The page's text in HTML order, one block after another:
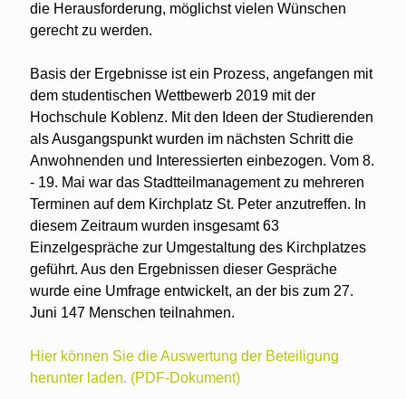
die Herausforderung, möglichst vielen Wünschen
gerecht zu werden.
Basis der Ergebnisse ist ein Prozess, angefangen mit
dem studentischen Wettbewerb 2019 mit der
Hochschule Koblenz. Mit den Ideen der Studierenden
als Ausgangspunkt wurden im nächsten Schritt die
Anwohnenden und Interessierten einbezogen. Vom 8.
- 19. Mai war das Stadtteilmanagement zu mehreren
Terminen auf dem Kirchplatz St. Peter anzutreffen. In
diesem Zeitraum wurden insgesamt 63
Einzelgespräche zur Umgestaltung des Kirchplatzes
geführt. Aus den Ergebnissen dieser Gespräche
wurde eine Umfrage entwickelt, an der bis zum 27.
Juni 147 Menschen teilnahmen.
Hier können Sie die Auswertung der Beteiligung
herunter laden. (PDF-Dokument)